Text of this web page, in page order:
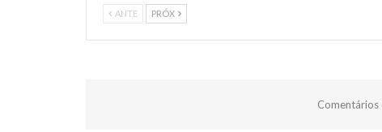
ANTE PRÓX
Comentários